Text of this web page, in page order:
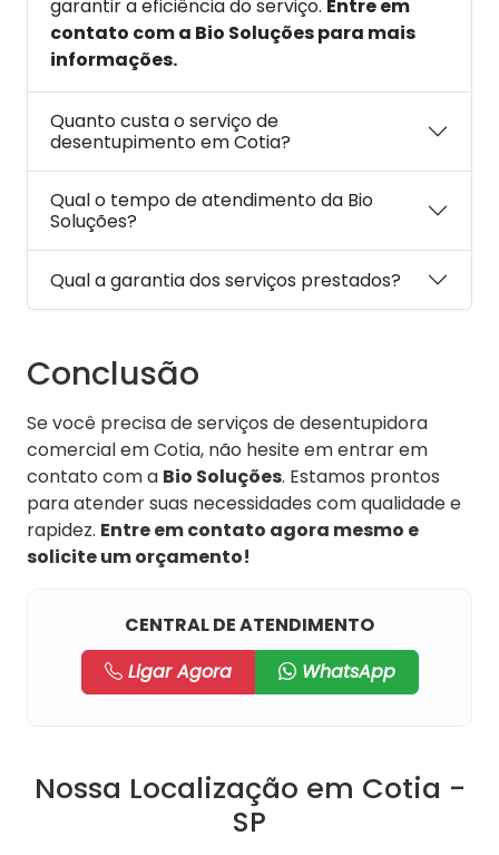
garantir a eficiência do serviço. Entre em
contato com a Bio Soluções para mais
informações.
Quanto custa o serviço de
desentupimento em Cotia?
Qual o tempo de atendimento da Bio
Soluções?
Qual a garantia dos serviços prestados?
Conclusão
Se você precisa de serviços de desentupidora
comercial em Cotia, não hesite em entrar em
contato com a Bio Soluções. Estamos prontos
para atender suas necessidades com qualidade e
rapidez. Entre em contato agora mesmo e
solicite um orçamento!
CENTRAL DE ATENDIMENTO
Ligar Agora
WhatsApp
Nossa Localização em Cotia -
SP